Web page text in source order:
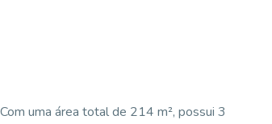
uma área total de 214 m², possui 3